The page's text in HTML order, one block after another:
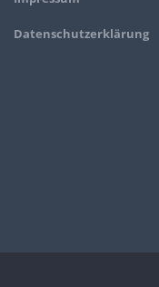
Datenschutzerklärung